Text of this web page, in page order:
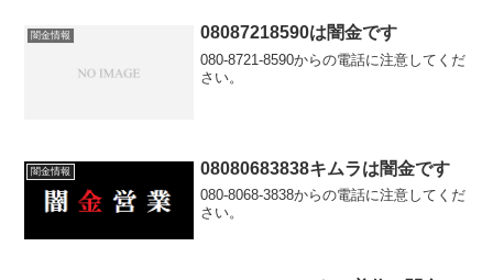
闇金情報 08087218590は闇金です
080-8721-8590からの電話に注意してくだ
さい。
闇金情報 08080683838キムラは闇金です
080-8068-3838からの電話に注意してくだ
さい。